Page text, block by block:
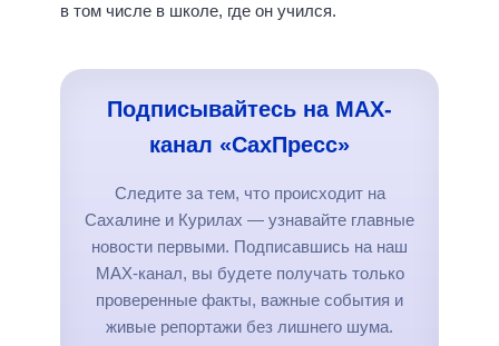
в том числе в школе, где он учился.
Подписывайтесь на MAX-
канал «СахПресс»
Следите за тем, что происходит на
Сахалине и Курилах — узнавайте главные
новости первыми. Подписавшись на наш
MAX-канал, вы будете получать только
проверенные факты, важные события и
живые репортажи без лишнего шума.